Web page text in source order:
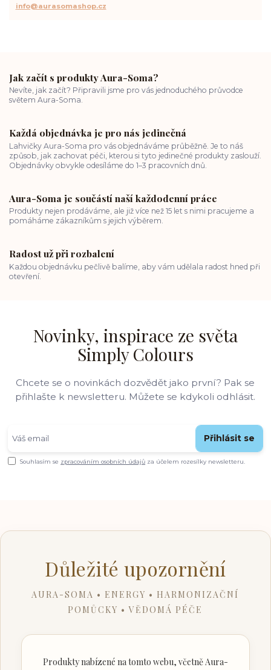
info@aurasomashop.cz
Jak začít s produkty Aura-Soma?
Nevíte, jak začít? Připravili jsme pro vás jednoduchého průvodce
světem Aura-Soma.
Každá objednávka je pro nás jedinečná
Lahvičky Aura-Soma pro vás objednáváme průběžně. Je to náš
způsob, jak zachovat péči, kterou si tyto jedinečné produkty zaslouží.
Objednávky obvykle odesíláme do 1–3 pracovních dnů.
Aura-Soma je součástí naší každodenní práce
Produkty nejen prodáváme, ale již více než 15 let s nimi pracujeme a
pomáháme zákazníkům s jejich výběrem.
Radost už při rozbalení
Každou objednávku pečlivě balíme, aby vám udělala radost hned při
otevření.
Novinky, inspirace ze světa
Simply Colours
Chcete se o novinkách dozvědět jako první? Pak se
přihlašte k newsletteru. Můžete se kdykoli odhlásit.
Přihlásit se
Souhlasím se zpracováním osobních údajů za účelem rozesílky newsletteru.
Důležité upozornění
AURA-SOMA • ENERGY • HARMONIZAČNÍ
POMŮCKY • VĚDOMÁ PÉČE
Produkty nabízené na tomto webu, včetně Aura-